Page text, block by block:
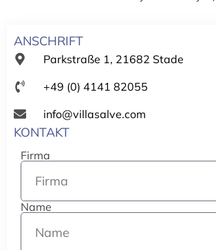
ANSCHRIFT
Parkstraße 1, 21682 Stade
+49 (0) 4141 82055
info@villasalve.com
KONTAKT
Firma
Name